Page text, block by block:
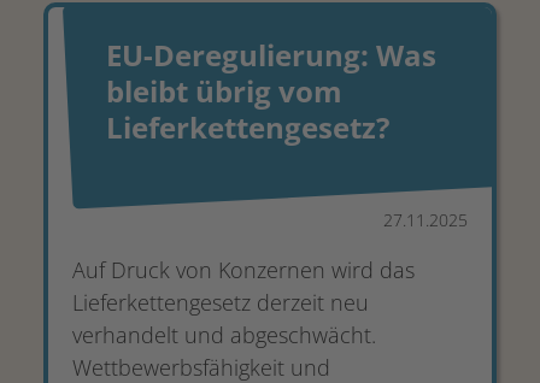
EU-Deregulierung: Was
bleibt übrig vom
Lieferkettengesetz?
Auf Druck von Konzernen wird das
Lieferkettengesetz derzeit neu
verhandelt und abgeschwächt.
Wettbewerbsfähigkeit und
27.11.2025